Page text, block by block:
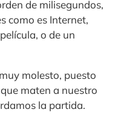
de milisegundos,
como es Internet,
o de un
molesto, puesto
maten a nuestro
la partida.